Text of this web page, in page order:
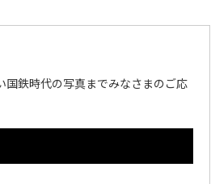
国鉄時代の写真までみなさまのご応